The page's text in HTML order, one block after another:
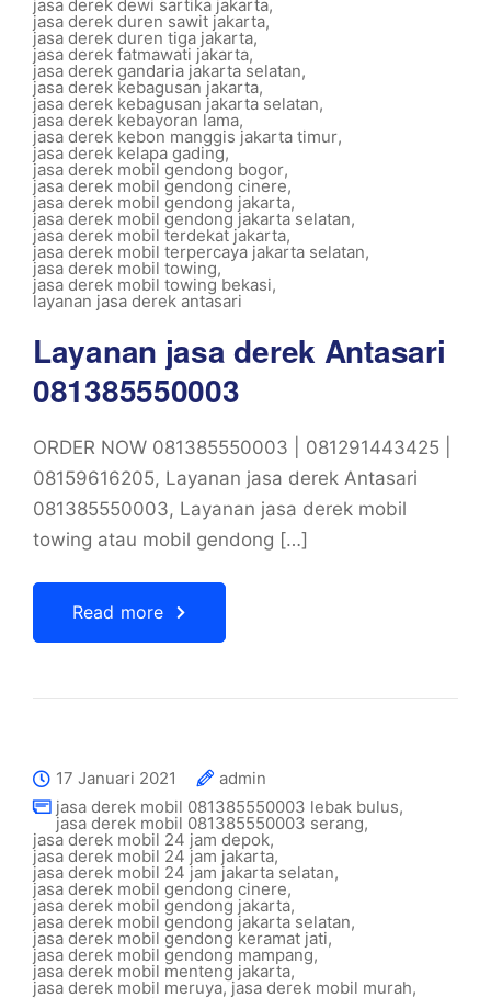
jasa derek dewi sartika jakarta,
jasa derek duren sawit jakarta,
jasa derek duren tiga jakarta,
jasa derek fatmawati jakarta,
jasa derek gandaria jakarta selatan,
jasa derek kebagusan jakarta,
jasa derek kebagusan jakarta selatan,
jasa derek kebayoran lama,
jasa derek kebon manggis jakarta timur,
jasa derek kelapa gading,
jasa derek mobil gendong bogor,
jasa derek mobil gendong cinere,
jasa derek mobil gendong jakarta,
jasa derek mobil gendong jakarta selatan,
jasa derek mobil terdekat jakarta,
jasa derek mobil terpercaya jakarta selatan,
jasa derek mobil towing,
jasa derek mobil towing bekasi,
layanan jasa derek antasari
Layanan jasa derek Antasari
081385550003
ORDER NOW 081385550003 | 081291443425 |
08159616205, Layanan jasa derek Antasari
081385550003, Layanan jasa derek mobil
towing atau mobil gendong […]
Read more
17 Januari 2021
admin
jasa derek mobil 081385550003 lebak bulus,
jasa derek mobil 081385550003 serang,
jasa derek mobil 24 jam depok,
jasa derek mobil 24 jam jakarta,
jasa derek mobil 24 jam jakarta selatan,
jasa derek mobil gendong cinere,
jasa derek mobil gendong jakarta,
jasa derek mobil gendong jakarta selatan,
jasa derek mobil gendong keramat jati,
jasa derek mobil gendong mampang,
jasa derek mobil menteng jakarta,
jasa derek mobil meruya,jasa derek mobil murah,